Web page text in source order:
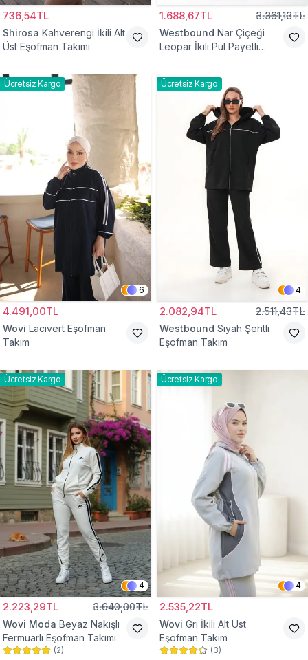
736,54TL
Shirosa Kahverengi İkili Alt
Üst Eşofman Takımı
1.688,67TL 3.361,13TL
Westbound Nar Çiçeği
Leopar İkili Pul Payetli
Ücretsiz Kargo
6
4.491,00TL
Wovi Lacivert Eşofman
Takım
Ücretsiz Kargo
4
2.082,94TL 2.511,43TL
Westbound Siyah Şeritli
Eşofman Takım
Ücretsiz Kargo
4
2.223,29TL 3.640,00TL
Wovi Moda Beyaz Nakışlı
Fermuarlı Eşofman Takımı
(2)
Ücretsiz Kargo
4
2.535,22TL
Wovi Gri İkili Alt Üst
Eşofman Takım
(3)